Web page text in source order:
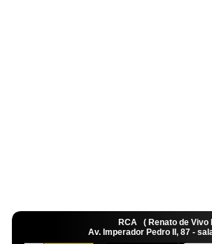
RCA ( Renato de
Av. Imperador Pedro II, 87 -